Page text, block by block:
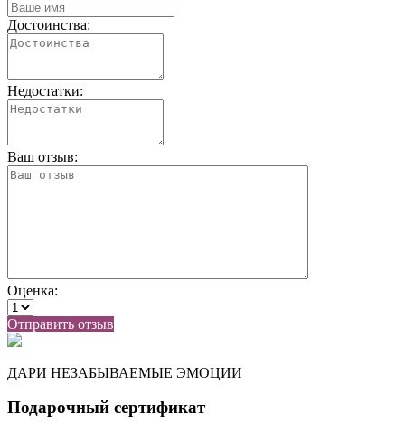
Достоинства:
Недостатки:
Ваш отзыв:
Оценка:
Отправить отзыв
ДАРИ НЕЗАБЫВАЕМЫЕ ЭМОЦИИ
Подарочный сертификат